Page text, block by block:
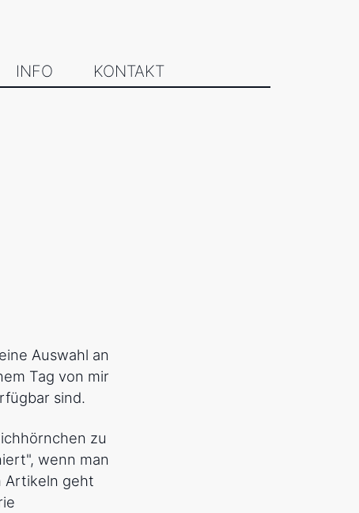
INFO KONTAKT
Auswahl an
Tag von mir
sind.
zu
wenn man
Artikeln geht